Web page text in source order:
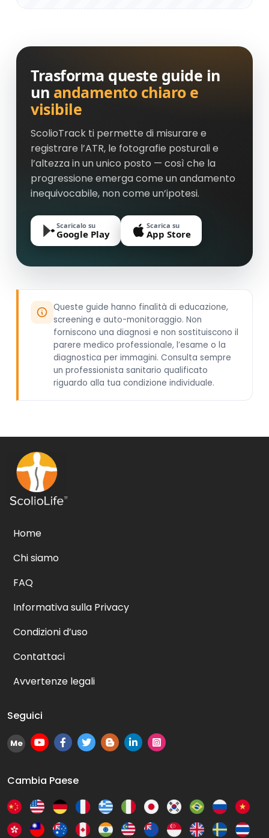
Trasforma queste guide in
un andamento chiaro e
visibile
ScolioTrack ti permette di misurare e
registrare l’ATR, le fotografie posturali e
l’altezza in un unico posto — così che la
progressione emerga come un andamento
inequivocabile, non come un’ipotesi.
Scaricalo su
Google Play
Scarica su
App Store
Queste guide hanno finalità di educazione,
screening e auto-monitoraggio. Non
forniscono una diagnosi e non sostituiscono il
parere medico professionale, l’esame o la
diagnostica per immagini. Consulta sempre
un professionista sanitario qualificato
riguardo alla tua condizione individuale.
Home
Chi siamo
FAQ
Informativa sulla Privacy
Condizioni d’uso
Contattaci
Avvertenze legali
Seguici
Me
Cambia Paese